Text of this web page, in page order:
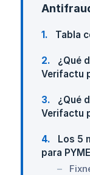
1 Tabla
2
¿Qué
Verifactu
3
¿Qué
Verifactu
4
Los 5
para